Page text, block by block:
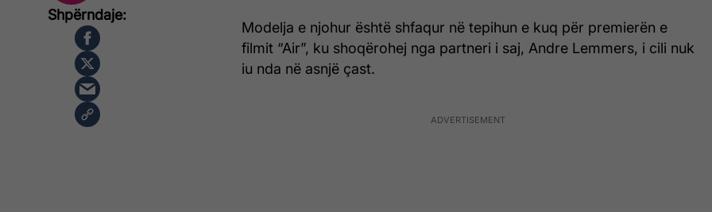
Modelja e njohur është shfaqur në tepihun e kuq për premierën e
filmit “Air”, ku shoqërohej nga partneri i saj, Andre Lemmers, i cili nuk
iu nda në asnjë çast.